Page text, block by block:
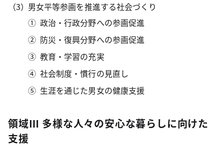
男女平等参画を推進する社会づくり
政治・行政分野への参画促進
防災・復興分野への参画促進
教育・学習の充実
社会制度・慣行の見直し
生涯を通じた男女の健康支援
領域Ⅲ 多様な人々の安心な暮らしに向けた
支援